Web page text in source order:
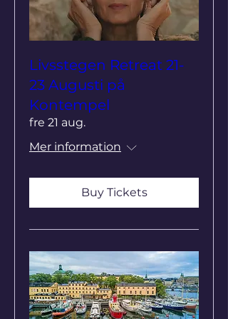
Livsstegen Retreat 21-
23 Augusti på
Kontempel
fre 21 aug.
Mer information
Buy Tickets